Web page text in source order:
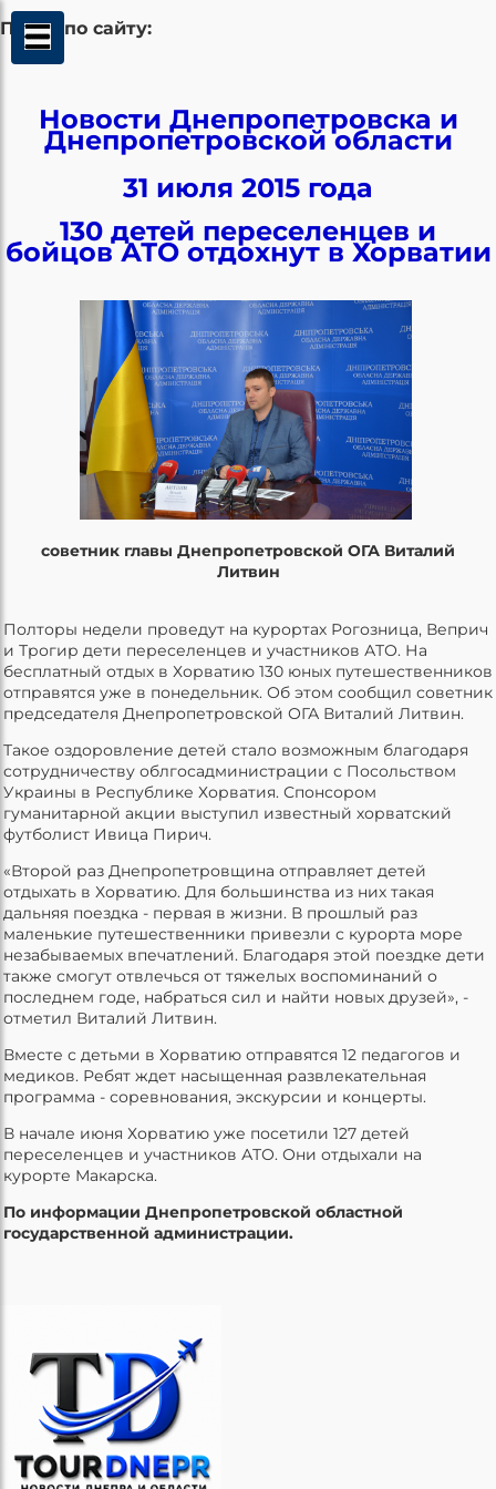
Поиск по сайту:
Новости Днепропетровска и
Днепропетровской области
31 июля 2015 года
130 детей переселенцев и
бойцов АТО отдохнут в Хорватии
советник главы Днепропетровской ОГА Виталий
Литвин
Полторы недели проведут на курортах Рогозница, Веприч
и Трогир дети переселенцев и участников АТО. На
бесплатный отдых в Хорватию 130 юных путешественников
отправятся уже в понедельник. Об этом сообщил советник
председателя Днепропетровской ОГА Виталий Литвин.
Такое оздоровление детей стало возможным благодаря
сотрудничеству облгосадминистрации с Посольством
Украины в Республике Хорватия. Спонсором
гуманитарной акции выступил известный хорватский
футболист Ивица Пирич.
«Второй раз Днепропетровщина отправляет детей
отдыхать в Хорватию. Для большинства из них такая
дальняя поездка - первая в жизни. В прошлый раз
маленькие путешественники привезли с курорта море
незабываемых впечатлений. Благодаря этой поездке дети
также смогут отвлечься от тяжелых воспоминаний о
последнем годе, набраться сил и найти новых друзей», -
отметил Виталий Литвин.
Вместе с детьми в Хорватию отправятся 12 педагогов и
медиков. Ребят ждет насыщенная развлекательная
программа - соревнования, экскурсии и концерты.
В начале июня Хорватию уже посетили 127 детей
переселенцев и участников АТО. Они отдыхали на
курорте Макарска.
По информации Днепропетровской областной
государственной администрации.